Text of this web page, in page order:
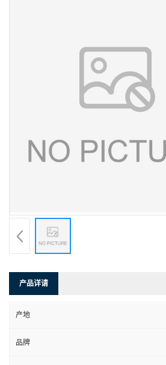
产品详请
产地
品牌